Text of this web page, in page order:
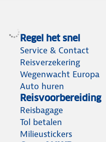
Regel het snel
Service & Contact
Reisverzekering
Wegenwacht Europa
Auto huren
Reisvoorbereiding
Reisbagage
Tol betalen
Milieustickers